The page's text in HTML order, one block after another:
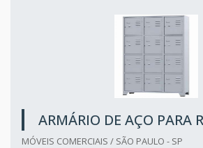
ARMÁRIO DE AÇO PARA
MÓVEIS COMERCIAIS / SÃO PAULO - SP